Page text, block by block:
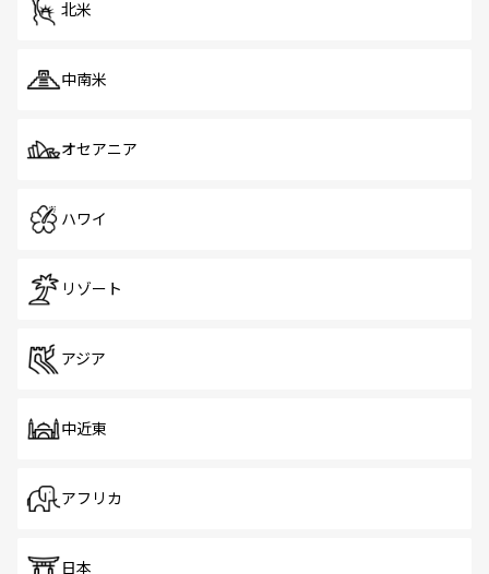
北米
中南米
オセアニア
ハワイ
リゾート
アジア
中近東
アフリカ
日本